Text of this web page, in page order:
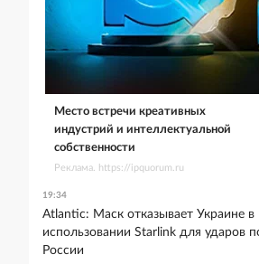
Место встречи креативных
индустрий и интеллектуальной
собственности
Реклама. https://ipquorum.ru
19:34
Atlantic: Маск отказывает Украине в
использовании Starlink для ударов
России